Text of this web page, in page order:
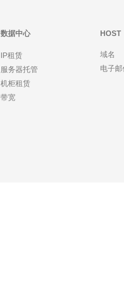
数据中心
IP租赁
服务器托管
机柜租赁
带宽
HOST
域名
电子